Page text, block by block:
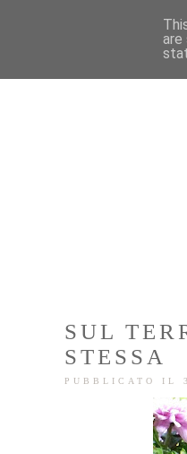
SUL
STESSA
PUBBLICATO IL
are